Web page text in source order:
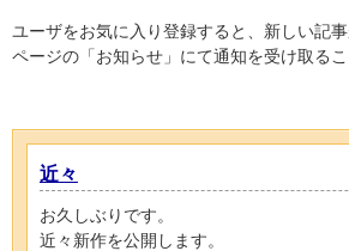
ユーザをお気に入り登録すると、新しい記
ページの「お知らせ」にて通知を受け取るこ
近々
お久しぶりです。
近々新作を公開します。